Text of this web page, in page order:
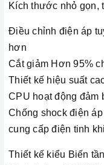
Kích thước nhỏ gọn,
Điều chỉnh điện áp
hơn
Cắt giảm Hơn 95%
Thiết kế hiệu suất
CPU hoạt động đảm
Chống shock điện
cung cấp điện tinh
Thiết kế kiểu Biến